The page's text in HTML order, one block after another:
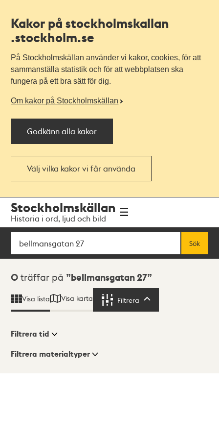
Kakor på stockholmskallan
.stockholm.se
På Stockholmskällan använder vi kakor, cookies, för att
sammanställa statistik och för att webbplatsen ska
fungera på ett bra sätt för dig.
Om kakor på Stockholmskällan
Godkänn alla kakor
Välj vilka kakor vi får använda
navigationen
huvudinnehållet
Stockholmskällan
Historia i ord, ljud och bild
Sök
Sök
Sökresultat
0 träffar på bellmansgatan 27
Visa lista Visa karta Filtrera
Visningsläge
Filtrera tid
Filtrera materialtyper